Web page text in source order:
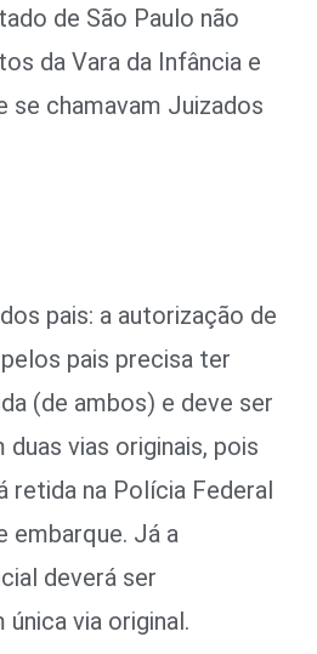
de São Paulo não
da Vara da Infância e
se chamavam Juizados
pais: a autorização de
pais precisa ter
(de ambos) e deve ser
duas vias originais, pois
retida na Polícia Federal
embarque. Já a
deverá ser
única via original.